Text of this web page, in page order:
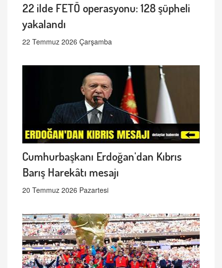
22 ilde FETÖ operasyonu: 128 şüpheli
yakalandı
22 Temmuz 2026 Çarşamba
Cumhurbaşkanı Erdoğan'dan Kıbrıs
Barış Harekâtı mesajı
20 Temmuz 2026 Pazartesi